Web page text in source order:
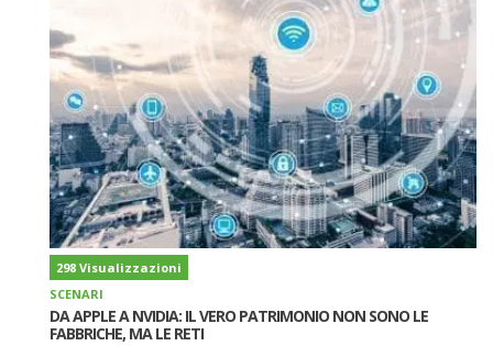
298 Visualizzazioni
SCENARI
DA APPLE A NVIDIA: IL VERO PATRIMONIO NON SONO LE
FABBRICHE, MA LE RETI